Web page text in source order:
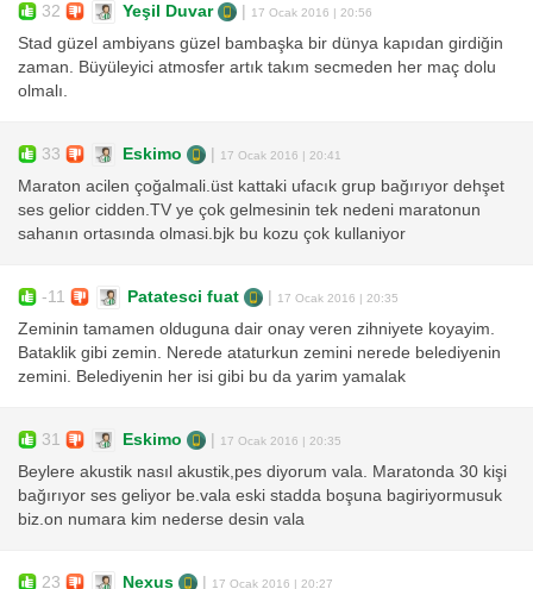
32 Yeşil Duvar 17 Ocak 2016 | 20:56
Stad güzel ambiyans güzel bambaşka bir dünya kapıdan girdiğin
zaman. Büyüleyici atmosfer artık takım secmeden her maç dolu
olmalı.
33 Eskimo 17 Ocak 2016 | 20:41
Maraton acilen çoğalmali.üst kattaki ufacık grup bağırıyor dehşet
ses gelior cidden.TV ye çok gelmesinin tek nedeni maratonun
sahanın ortasında olmasi.bjk bu kozu çok kullaniyor
-11 Patatesci fuat 17 Ocak 2016 | 20:35
Zeminin tamamen olduguna dair onay veren zihniyete koyayim.
Bataklik gibi zemin. Nerede ataturkun zemini nerede belediyenin
zemini. Belediyenin her isi gibi bu da yarim yamalak
31 Eskimo 17 Ocak 2016 | 20:35
Beylere akustik nasıl akustik,pes diyorum vala. Maratonda 30 kişi
bağırıyor ses geliyor be.vala eski stadda boşuna bagiriyormusuk
biz.on numara kim nederse desin vala
23 Nexus 17 Ocak 2016 | 20:27